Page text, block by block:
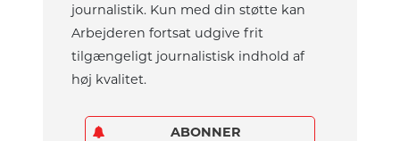
journalistik. Kun med din støtte kan
Arbejderen fortsat udgive frit
tilgængeligt journalistisk indhold af
høj kvalitet.
ABONNER